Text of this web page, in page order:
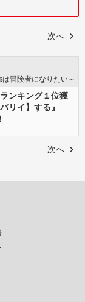
次へ
冒険者になりたい～
ンキング１位獲
リイ】する』
次へ